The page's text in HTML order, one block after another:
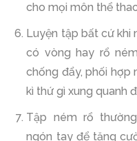
cho mọi môn thể
Luyện tập bất cứ khi
có vòng hay rổ
chống đẩy, phối hợp
kì thứ gì xung quanh
Tập ném rổ
ngón tay để tăng